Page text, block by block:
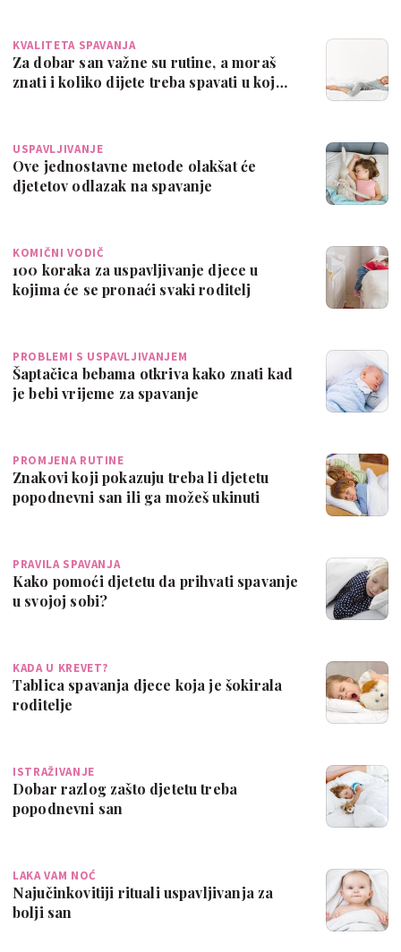
KVALITETA SPAVANJA
Za dobar san važne su rutine, a moraš
znati i koliko dijete treba spavati u koj…
USPAVLJIVANJE
Ove jednostavne metode olakšat će
djetetov odlazak na spavanje
KOMIČNI VODIČ
100 koraka za uspavljivanje djece u
kojima će se pronaći svaki roditelj
PROBLEMI S USPAVLJIVANJEM
Šaptačica bebama otkriva kako znati kad
je bebi vrijeme za spavanje
PROMJENA RUTINE
Znakovi koji pokazuju treba li djetetu
popodnevni san ili ga možeš ukinuti
PRAVILA SPAVANJA
Kako pomoći djetetu da prihvati spavanje
u svojoj sobi?
KADA U KREVET?
Tablica spavanja djece koja je šokirala
roditelje
ISTRAŽIVANJE
Dobar razlog zašto djetetu treba
popodnevni san
LAKA VAM NOĆ
Najučinkovitiji rituali uspavljivanja za
bolji san